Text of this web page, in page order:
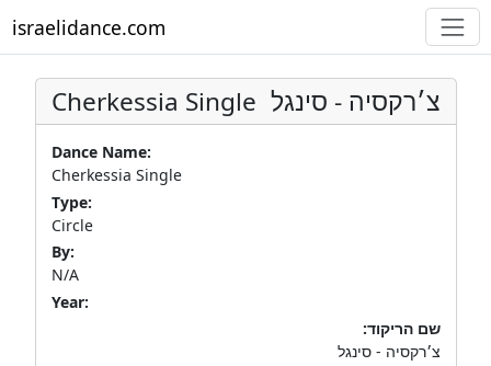
israelidance.com
Cherkessia Single צ׳רקסיה - סינגל
Dance Name:
Cherkessia Single
Type:
Circle
By:
N/A
Year:
שם הריקוד:
צ׳רקסיה - סינגל